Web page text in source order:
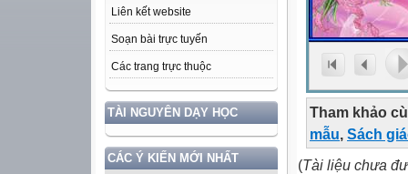
Liên kết website
Soạn bài trực tuyến
Các trang trực thuộc
TÀI NGUYÊN DẠY HỌC
CÁC Ý KIẾN MỚI NHẤT
Tham khảo
mẫu, Sách
(Tài liệu chưa